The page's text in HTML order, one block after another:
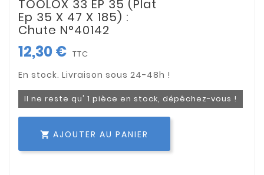
TOOLOX 33 EP 35 (Plat
Ep 35 X 47 X 185) :
Chute N°40142
12,30 € TTC
Il ne reste qu' 1 pièce en stock, dépêchez-vous !
 AJOUTER AU PANIER